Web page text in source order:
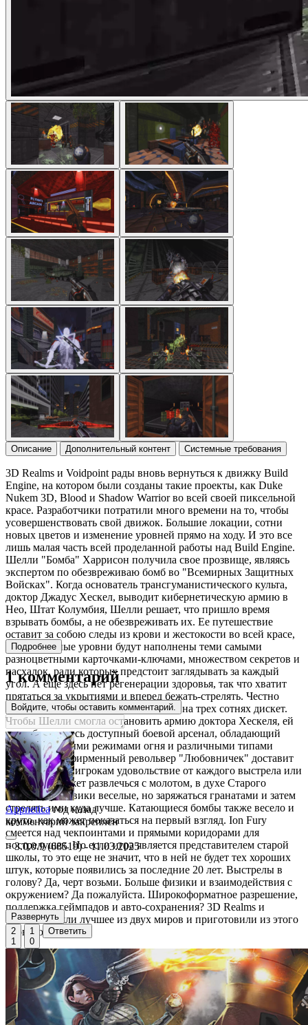
Описание Дополнительный контент Системные требования
3D Realms и Voidpoint рады вновь вернуться к движку Build
Engine, на котором были созданы такие проекты, как Duke
Nukem 3D, Blood и Shadow Warrior во всей своей пиксельной
красе. Разработчики потратили много времени на то, чтобы
усовершенствовать свой движок. Большие локации, сотни
новых цветов и изменение уровней прямо на ходу. И это все
лишь малая часть всей проделанной работы над Build Engine.
Шелли "Бомба" Харрисон получила свое прозвище, являясь
экспертом по обезвреживаю бомб во "Всемирных Защитных
Войсках". Когда основатель трансгуманистического культа,
доктор Джадус Хескел, выводит кибернетическую армию в
Нео, Штат Колумбия, Шелли решает, что пришло время
взрывать бомбы, а не обезвреживать их. Ее путешествие
оставит за собою следы из крови и жестокости во всей красе,
разветвленные уровни будут наполнены теми самыми
разноцветными карточками-ключами, множеством секретов и
пасхалок, ради которых предстоит заглядывать за каждый
угол. А еще здесь нет регенерации здоровья, так что хватит
прятаться за укрытиями и вперед бежать-стрелять. Честно
говоря, Ion Fury следовало бы выйти на трех сотнях дискет.
Чтобы Шелли смогла остановить армию доктора Хескеля, ей
потребуется весь доступный боевой арсенал, обладающий
альтернативными режимами огня и различными типами
патронов. Ее фирменный револьвер "Любовничек" доставит
врагам боль, а игрокам удовольствие от каждого выстрела или
же Шелли может развлечься с молотом, в духе Старого
Запада. Дробовики веселые, но заряжаться гранатами и затем
стрелять ими куда лучше. Катающиеся бомбы также весело и
круто, как может показаться на первый взгляд. Ion Fury
смеется над чекпоинтами и прямыми коридорами для
пострелушек. Но если игра является представителем старой
школы, то это еще не значит, что в ней не будет тех хороших
штук, которые появились за последние 20 лет. Выстрелы в
голову? Да, черт возьми. Больше физики и взаимодействия с
окружением? Да пожалуйста. Широкоформатное разрешение,
поддержка геймпадов и авто-сохранения? 3D Realms и
Voidpoint взяли лучшее из двух миров и приготовили из этого
кровавое месиво.
Настоящий наследник классических шутеров, таких как
Duke Nukem 3D, Shadow Warrior и Blood.
Движок "Build engine" построен на основе оригинала, с
добавлением дополнительных улучшений для
дальнейшего совершенствования технологий.
Подробнее
1 комментарий
Войдите, чтобы оставить комментарий.
Appnetica год назад
комментарий закреплён
> 3.0.0.9 (68519) - 11.03.2025
Развернуть
2
1
1
0
Ответить